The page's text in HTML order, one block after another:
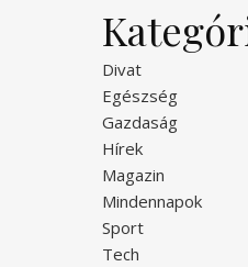
Divat
Egészség
Gazdaság
Hírek
Magazin
Mindennapok
Sport
Tech